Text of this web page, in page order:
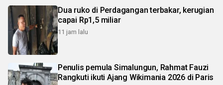
Dua ruko di Perdagangan terbakar, kerugian
capai Rp1,5 miliar
11 jam lalu
Penulis pemula Simalungun, Rahmat Fauzi
Rangkuti ikuti Ajang Wikimania 2026 di Paris